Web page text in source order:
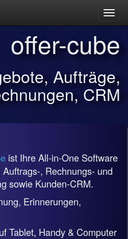
offer-cube
Aufträge,
CRM
ist Ihre All-in-One Software
, Rechnungs- und
sowie Kunden-CRM.
Erinnerungen,
Tablet, Handy & Computer